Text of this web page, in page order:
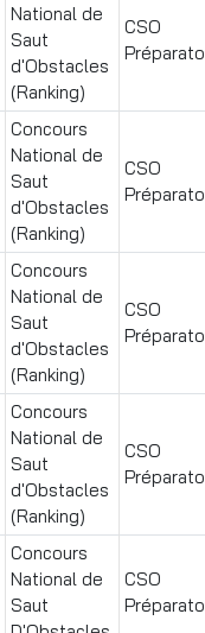
National de
Saut
d'Obstacles
(Ranking)
CSO
Concours
National de
Saut
d'Obstacles
(Ranking)
CSO
Concours
National de
Saut
d'Obstacles
(Ranking)
CSO
Concours
National de
Saut
d'Obstacles
(Ranking)
CSO
Concours
National de
Saut
CSO